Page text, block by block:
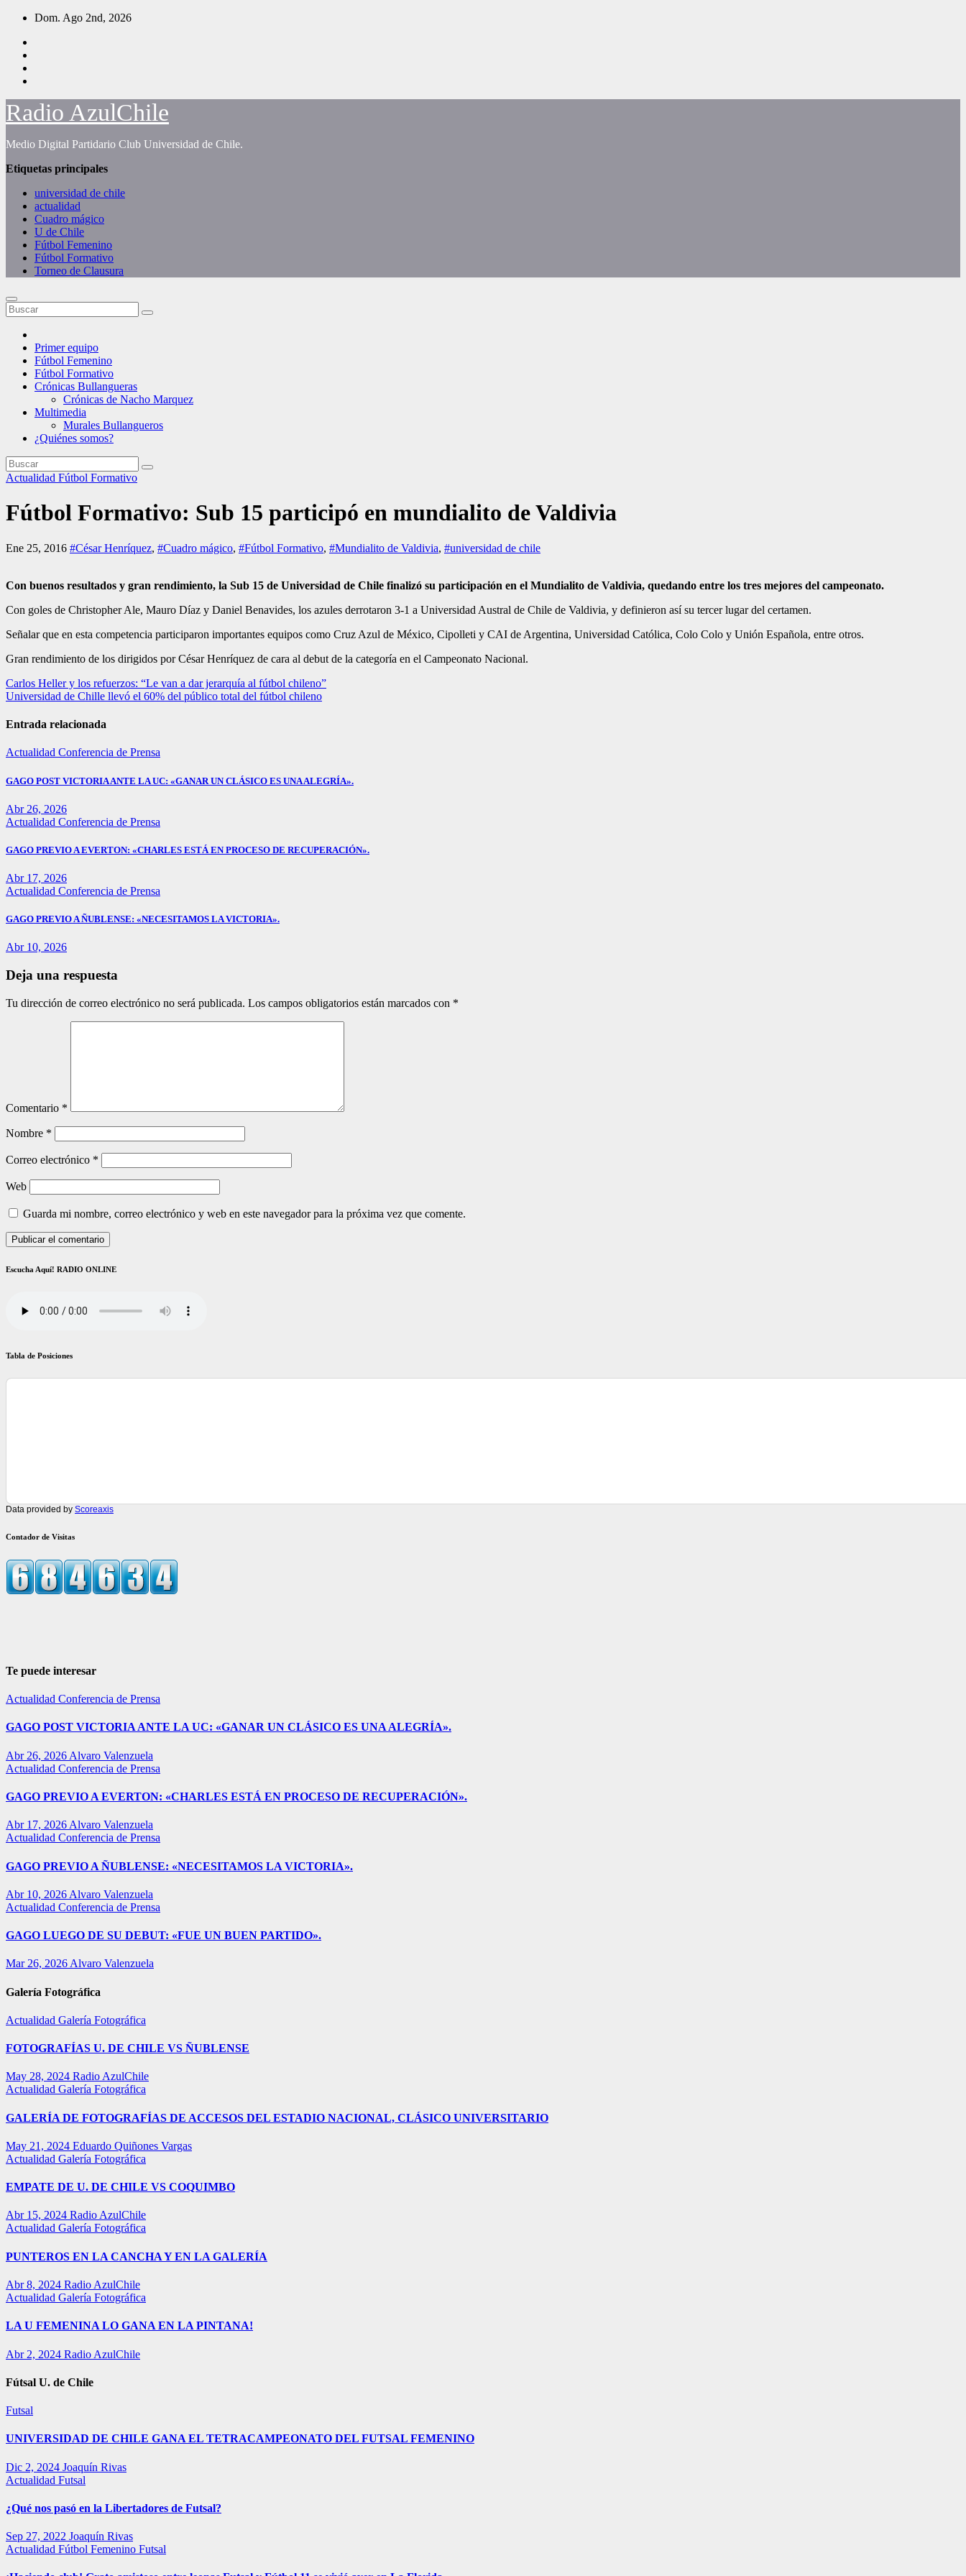
Saltar
contenido
Dom. Ago 2nd, 2026
Radio AzulChile
Medio Digital Partidario Club Universidad de Chile.
Etiquetas principales
universidad de chile
actualidad
Cuadro mágico
U de Chile
Fútbol Femenino
Fútbol Formativo
Torneo de Clausura
Primer equipo
Fútbol Femenino
Fútbol Formativo
Crónicas Bullangueras
Crónicas de Nacho Marquez
Multimedia
Murales Bullangueros
¿Quiénes somos?
Actualidad Fútbol Formativo
Fútbol Formativo: Sub 15 participó en mundialito de Valdivia
Ene 25, 2016 #César Henríquez, #Cuadro mágico, #Fútbol Formativo, #Mundialito de Valdivia, #universidad de chile
Con buenos resultados y gran rendimiento, la Sub 15 de Universidad de Chile finalizó su participación en el Mundialito de Valdivia, quedando entre los tres mejores del campeonato.
Con goles de Christopher Ale, Mauro Díaz y Daniel Benavides, los azules derrotaron 3-1 a Universidad Austral de Chile de Valdivia, y definieron así su tercer lugar del certamen.
Señalar que en esta competencia participaron importantes equipos como Cruz Azul de México, Cipolleti y CAI de Argentina, Universidad Católica, Colo Colo y Unión Española, entre otros.
Gran rendimiento de los dirigidos por César Henríquez de cara al debut de la categoría en el Campeonato Nacional.
Navegación
de
entradas
Carlos Heller y los refuerzos: “Le van a dar jerarquía al fútbol chileno”
Universidad de Chille llevó el 60% del público total del fútbol chileno
Entrada relacionada
Actualidad Conferencia de Prensa
GAGO POST VICTORIA ANTE LA UC: «GANAR UN CLÁSICO ES UNA ALEGRÍA».
Abr 26, 2026
Actualidad Conferencia de Prensa
GAGO PREVIO A EVERTON: «CHARLES ESTÁ EN PROCESO DE RECUPERACIÓN».
Abr 17, 2026
Actualidad Conferencia de Prensa
GAGO PREVIO A ÑUBLENSE: «NECESITAMOS LA VICTORIA».
Abr 10, 2026
Deja una respuesta
Tu dirección de correo electrónico no será publicada. Los campos obligatorios están marcados con *
Comentario *
Nombre *
Correo electrónico *
Web
Guarda mi nombre, correo electrónico y web en este navegador para la próxima vez que comente.
Escucha Aquí! RADIO ONLINE
Tabla de Posiciones
Data provided by Scoreaxis
Contador de Visitas
Te puede interesar
Actualidad Conferencia de Prensa
GAGO POST VICTORIA ANTE LA UC: «GANAR UN CLÁSICO ES UNA ALEGRÍA».
Abr 26, 2026 Alvaro Valenzuela
Actualidad Conferencia de Prensa
GAGO PREVIO A EVERTON: «CHARLES ESTÁ EN PROCESO DE RECUPERACIÓN».
Abr 17, 2026 Alvaro Valenzuela
Actualidad Conferencia de Prensa
GAGO PREVIO A ÑUBLENSE: «NECESITAMOS LA VICTORIA».
Abr 10, 2026 Alvaro Valenzuela
Actualidad Conferencia de Prensa
GAGO LUEGO DE SU DEBUT: «FUE UN BUEN PARTIDO».
Mar 26, 2026 Alvaro Valenzuela
Galería Fotográfica
Actualidad Galería Fotográfica
FOTOGRAFÍAS U. DE CHILE VS ÑUBLENSE
May 28, 2024 Radio AzulChile
Actualidad Galería Fotográfica
GALERÍA DE FOTOGRAFÍAS DE ACCESOS DEL ESTADIO NACIONAL, CLÁSICO UNIVERSITARIO
May 21, 2024 Eduardo Quiñones Vargas
Actualidad Galería Fotográfica
EMPATE DE U. DE CHILE VS COQUIMBO
Abr 15, 2024 Radio AzulChile
Actualidad Galería Fotográfica
PUNTEROS EN LA CANCHA Y EN LA GALERÍA
Abr 8, 2024 Radio AzulChile
Actualidad Galería Fotográfica
LA U FEMENINA LO GANA EN LA PINTANA!
Abr 2, 2024 Radio AzulChile
Fútsal U. de Chile
Futsal
UNIVERSIDAD DE CHILE GANA EL TETRACAMPEONATO DEL FUTSAL FEMENINO
Dic 2, 2024 Joaquín Rivas
Actualidad Futsal
¿Qué nos pasó en la Libertadores de Futsal?
Sep 27, 2022 Joaquín Rivas
Actualidad Fútbol Femenino Futsal